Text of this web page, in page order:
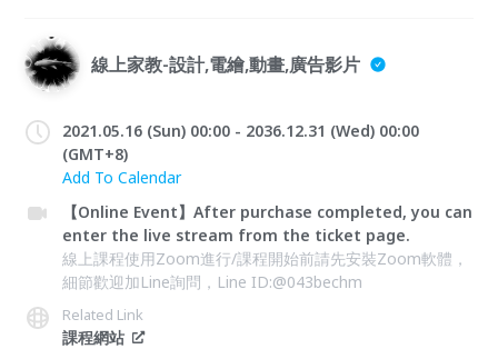
線上家教-設計,電繪,動畫,廣告影片
2021.05.16 (Sun) 00:00 - 2036.12.31 (Wed) 00:00
(GMT+8)
Add To Calendar
【Online Event】After purchase completed, you can
enter the live stream from the ticket page.
線上課程使用Zoom進行/課程開始前請先安裝Zoom軟體，
細節歡迎加Line詢問，Line ID:@043bechm
Related Link
課程網站